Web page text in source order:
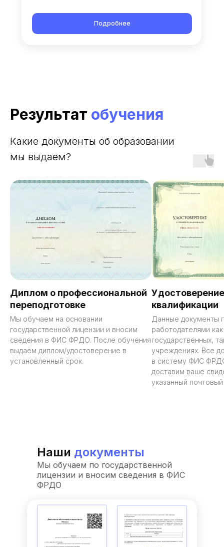
Подробнее
Результат обучения
Какие документы об образовании
мы выдаем?
Диплом о профессиональной
переподготовке
Мы обучаем на основании
государственной лицензии и вносим
сведения в ФИС ФРДО. После обучения
выдаём диплом/удостоверение в
установленный срок.
квалификации
Данные документы
работодателями
государственных,
учреждениях. Все
в систему ФИС
доставим ваше
указанный
Наши документы
Мы обучаем по государственной
лицензии и вносим сведения в ФИС
ФРДО